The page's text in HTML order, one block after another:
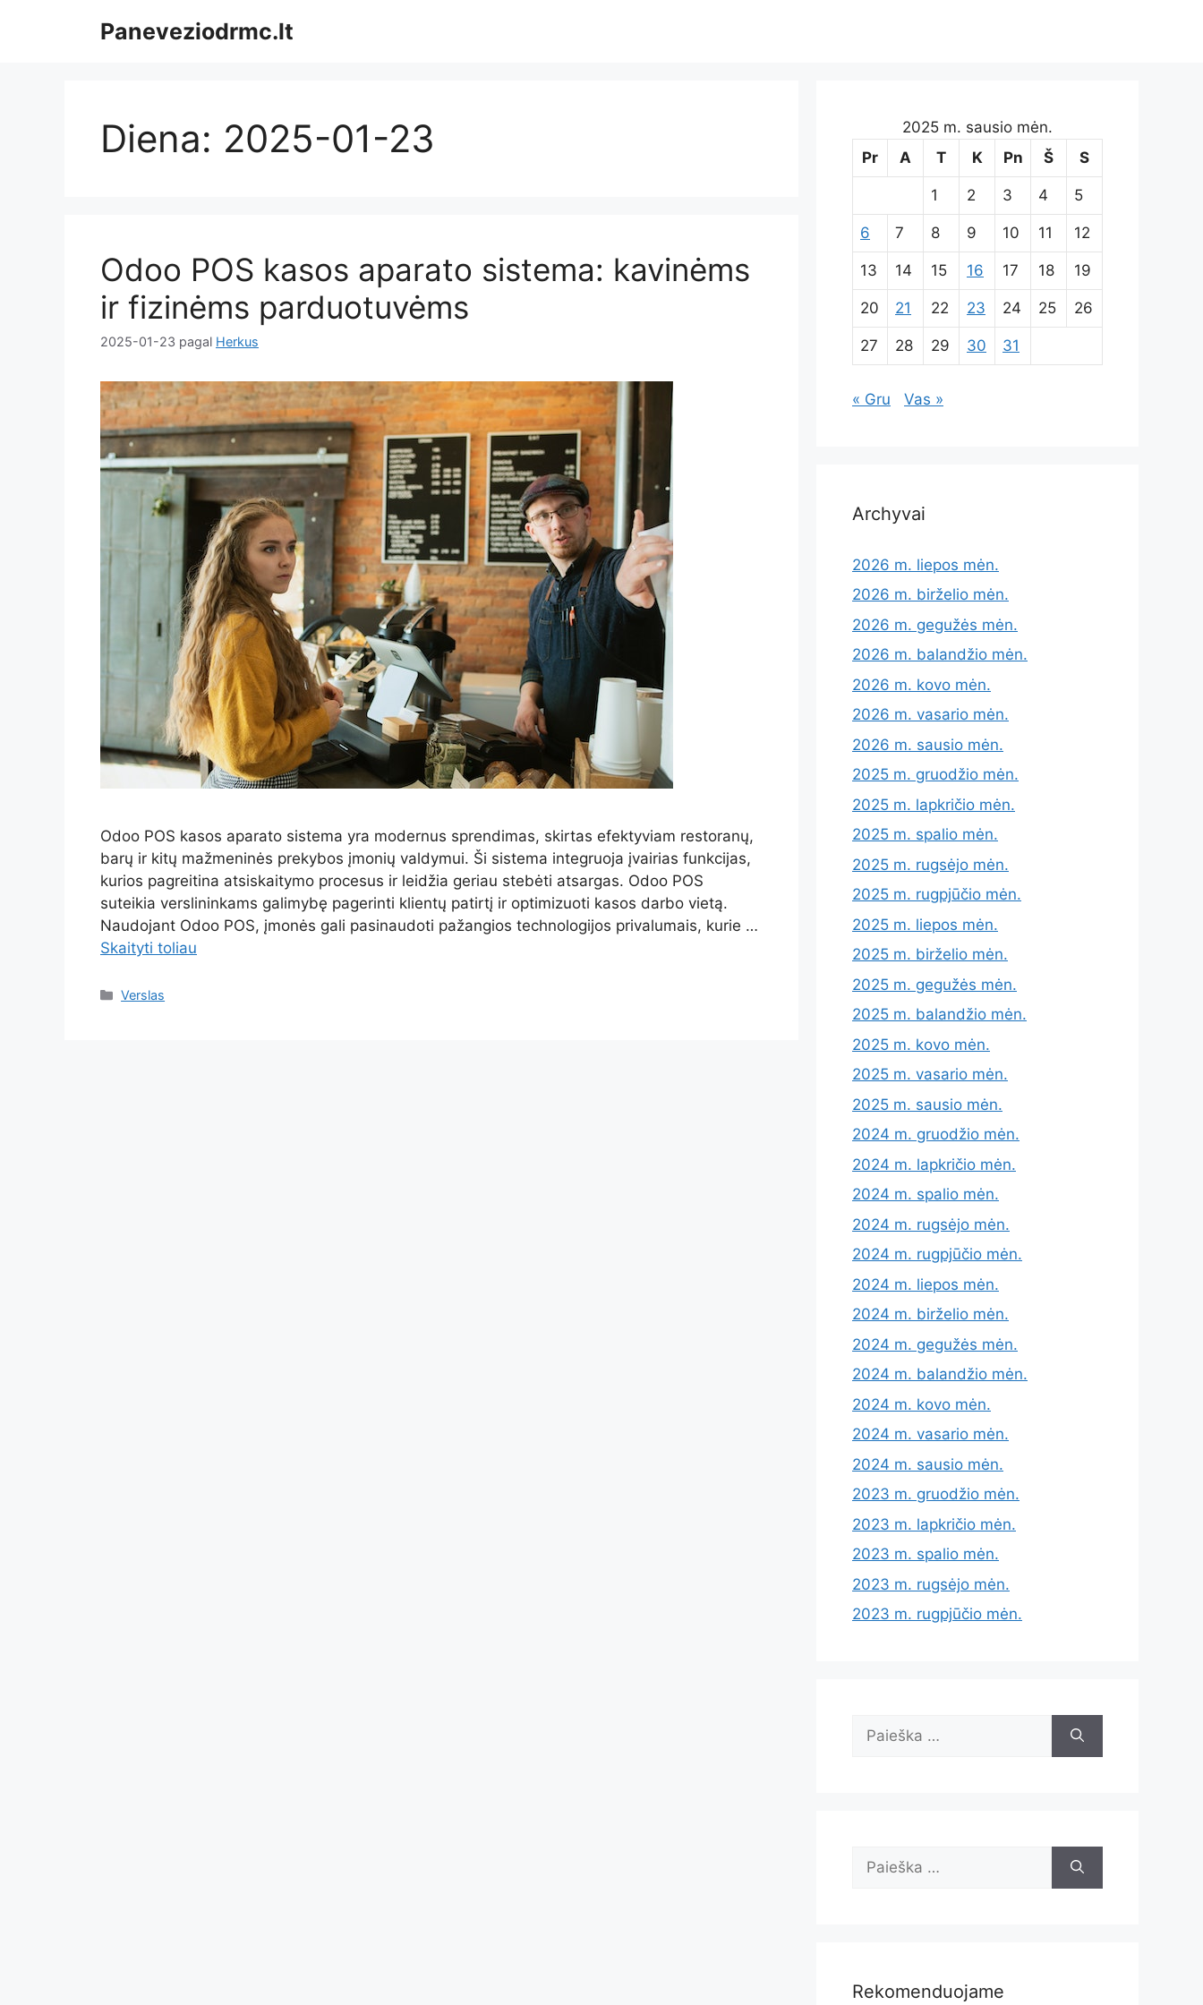
Paneveziodrmc.lt
Diena: 2025-01-23
Odoo POS kasos aparato sistema: kavinėms
ir fizinėms parduotuvėms
2025-01-23 pagal Herkus
Odoo POS kasos aparato sistema yra modernus sprendimas, skirtas efektyviam restoranų,
barų ir kitų mažmeninės prekybos įmonių valdymui. Ši sistema integruoja įvairias funkcijas,
kurios pagreitina atsiskaitymo procesus ir leidžia geriau stebėti atsargas. Odoo POS
suteikia verslininkams galimybę pagerinti klientų patirtį ir optimizuoti kasos darbo vietą.
Naudojant Odoo POS, įmonės gali pasinaudoti pažangios technologijos privalumais, kurie …
Skaityti toliau
Kategorijos
Verslas
2025 m. sausio mėn.
Pr
A T K Pn Š S
1 2 3 4 5
6 7 8 9 10 11 12
13 14 15 16 17 18 19
20 21 22 23 24 25 26
27 28 29 30 31
« Gru Vas »
Archyvai
2026 m. liepos mėn.
2026 m. birželio mėn.
2026 m. gegužės mėn.
2026 m. balandžio mėn.
2026 m. kovo mėn.
2026 m. vasario mėn.
2026 m. sausio mėn.
2025 m. gruodžio mėn.
2025 m. lapkričio mėn.
2025 m. spalio mėn.
2025 m. rugsėjo mėn.
2025 m. rugpjūčio mėn.
2025 m. liepos mėn.
2025 m. birželio mėn.
2025 m. gegužės mėn.
2025 m. balandžio mėn.
2025 m. kovo mėn.
2025 m. vasario mėn.
2025 m. sausio mėn.
2024 m. gruodžio mėn.
2024 m. lapkričio mėn.
2024 m. spalio mėn.
2024 m. rugsėjo mėn.
2024 m. rugpjūčio mėn.
2024 m. liepos mėn.
2024 m. birželio mėn.
2024 m. gegužės mėn.
2024 m. balandžio mėn.
2024 m. kovo mėn.
2024 m. vasario mėn.
2024 m. sausio mėn.
2023 m. gruodžio mėn.
2023 m. lapkričio mėn.
2023 m. spalio mėn.
2023 m. rugsėjo mėn.
2023 m. rugpjūčio mėn.
Ieškoti:
Ieškoti:
Rekomenduojame